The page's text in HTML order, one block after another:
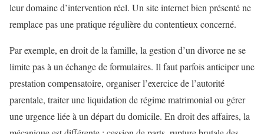
leur domaine d’intervention réel. Un site internet bien présenté ne
remplace pas une pratique régulière du contentieux concerné.
Par exemple, en droit de la famille, la gestion d’un divorce ne se
limite pas à un échange de formulaires. Il faut parfois anticiper une
prestation compensatoire, organiser l’exercice de l’autorité
parentale, traiter une liquidation de régime matrimonial ou gérer
une urgence liée à un départ du domicile. En droit des affaires, la